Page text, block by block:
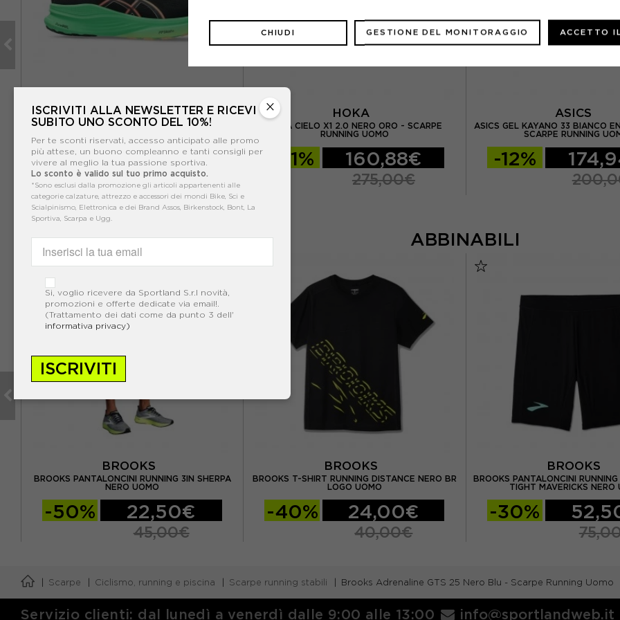
ASICS
ASICS GEL-KAYANO 32 NERO VITAL VERDE -
-30% 140,00€
200,00€
HOKA
HOKA CIELO X1 2.0 NERO ORO - SCARPE
RUNNING UOMO
-41% 160,88€
275,00€
ASICS
ASICS GEL KAYANO 33 BIANCO
SCARPE RUNNING
-12%
ABBINABILI
BROOKS
BROOKS PANTALONCINI RUNNING 3IN SHERPA
NERO UOMO
-50% 22,50€
45,00€
BROOKS
BROOKS T-SHIRT RUNNING DISTANCE NERO BR
LOGO UOMO
-40% 24,00€
40,00€
BROOKS
BROOKS PANTALONCINI
TIGHT MAVERICKS NERO
-30%
Scarpe Ciclismo, running e piscina Scarpe running stabili Brooks Adrenaline GTS 25 Nero Blu - Scarpe Running Uomo
×
ISCRIVITI ALLA NEWSLETTER E RICEVI
SUBITO UNO SCONTO DEL 10%!
Per te sconti riservati, accesso anticipato alle promo
più attese, un buono compleanno e tanti consigli per
vivere al meglio la tua passione sportiva.
Lo sconto è valido sul tuo primo acquisto.
*Sono esclusi dalla promozione gli articoli appartenenti alle
categorie calzature, attrezzo e accessori dei mondi Bike, Sci e
Scialpinismo, Elettronica e dei Brand Assos, Birkenstock, Bont, La
Sportiva, Scarpa e Ugg.
Si, voglio ricevere da Sportland S.r.l novità,
promozioni e offerte dedicate via email!.
(Trattamento dei dati come da punto 3 dell'
informativa privacy)
ISCRIVITI
Servizio clienti: dal lunedì a venerdì dalle 9:00 alle 13:00 info@sportlandweb.it
CHIUDI GESTIONE DEL MONITORAGGIO ACCETTO